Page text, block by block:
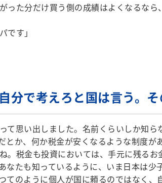
った分だけ買う側の成績はよくなるな
です」
分で考えろと国は言う。
て思い出しました。名前くらいしか知
とか、何か税金が安くなるような制度が
。税金も投資においては、手元に残る
なたも知っているように、いま日本は
てのように個人が国に頼るのではなく